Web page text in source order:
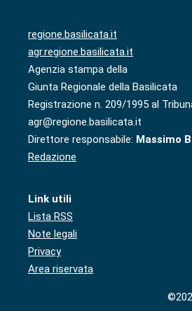
regione.basilicata.it
agr.regione.basilicata.it
Agenzia stampa della
Giunta Regionale della Basilicata
Registrazione n. 209/1995 al
agr@regione.basilicata.it
Direttore responsabile: Massimo
Redazione
Link utili
Lista RSS
Note legali
Privacy
Area riservata